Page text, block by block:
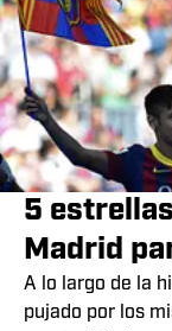
5
Madrid
A lo largo de la
pujado por los